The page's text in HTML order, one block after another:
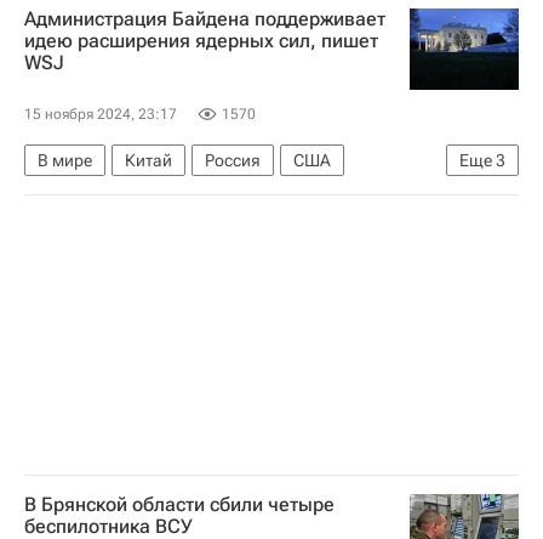
Администрация Байдена поддерживает
идею расширения ядерных сил, пишет
WSJ
15 ноября 2024, 23:17 1570
Еще3
В мире Китай Россия
США
Джо Байден
Дональд Трамп
В Брянской области сбили четыре
беспилотника ВСУ